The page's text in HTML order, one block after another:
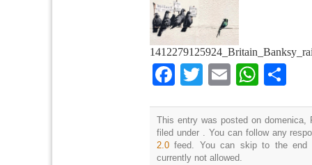
Facebook
TwitterEmail
This entry was posted on domenica,
filed under . You can follow any
2.0 feed. You can skip to the end
currently not allowed.